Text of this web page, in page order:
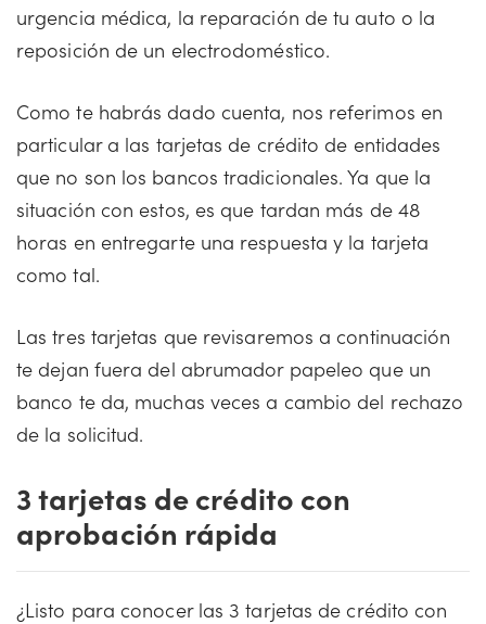
urgencia médica, la reparación de tu auto o la
reposición de un electrodoméstico.
Como te habrás dado cuenta, nos referimos en
particular a las tarjetas de crédito de entidades
que no son los bancos tradicionales. Ya que la
situación con estos, es que tardan más de 48
horas en entregarte una respuesta y la tarjeta
como tal.
Las tres tarjetas que revisaremos a continuación
te dejan fuera del abrumador papeleo que un
banco te da, muchas veces a cambio del rechazo
de la solicitud.
3 tarjetas de crédito con
aprobación rápida
¿Listo para conocer las 3 tarjetas de crédito con